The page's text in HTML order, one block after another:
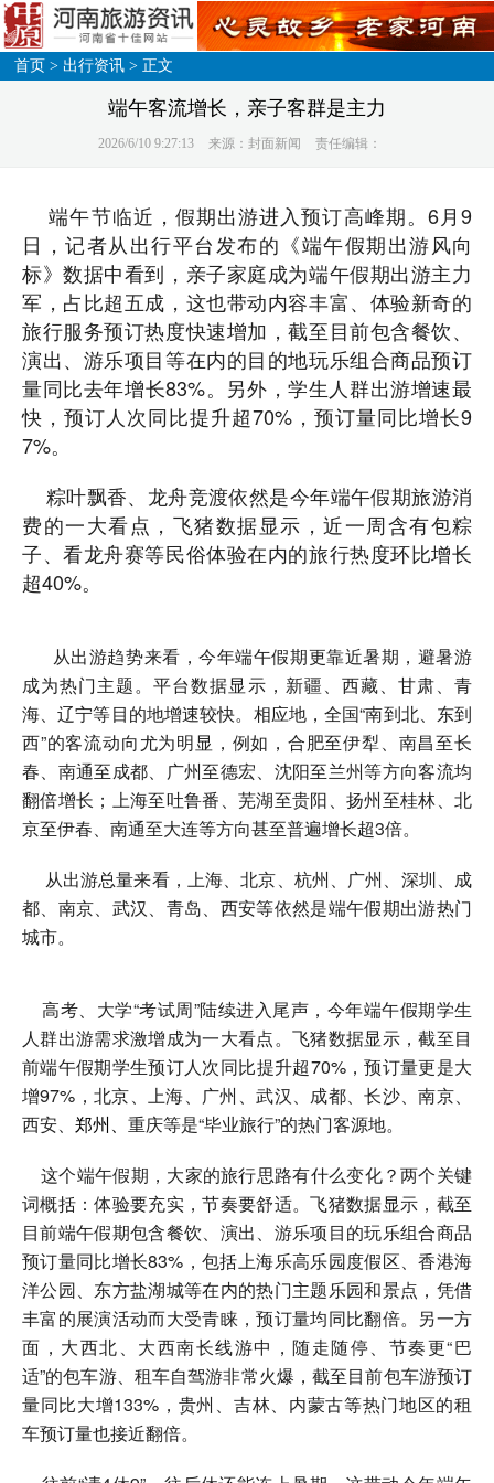
首页 >出行资讯 > 正文
端午客流增长，亲子客群是主力
2026/6/10 9:27:13 来源：封面新闻 责任编辑：
端午节临近，假期出游进入预订高峰期。6月9
日，记者从出行平台发布的《端午假期出游风向
标》数据中看到，亲子家庭成为端午假期出游主力
军，占比超五成，这也带动内容丰富、体验新奇的
旅行服务预订热度快速增加，截至目前包含餐饮、
演出、游乐项目等在内的目的地玩乐组合商品预订
量同比去年增长83%。另外，学生人群出游增速最
快，预订人次同比提升超70%，预订量同比增长9
7%。
粽叶飘香、龙舟竞渡依然是今年端午假期旅游消
费的一大看点，飞猪数据显示，近一周含有包粽
子、看龙舟赛等民俗体验在内的旅行热度环比增长
超40%。
从出游趋势来看，今年端午假期更靠近暑期，避暑游
成为热门主题。平台数据显示，新疆、西藏、甘肃、青
海、辽宁等目的地增速较快。相应地，全国“南到北、东到
西”的客流动向尤为明显，例如，合肥至伊犁、南昌至长
春、南通至成都、广州至德宏、沈阳至兰州等方向客流均
翻倍增长；上海至吐鲁番、芜湖至贵阳、扬州至桂林、北
京至伊春、南通至大连等方向甚至普遍增长超3倍。
从出游总量来看，上海、北京、杭州、广州、深圳、成
都、南京、武汉、青岛、西安等依然是端午假期出游热门
城市。
高考、大学“考试周”陆续进入尾声，今年端午假期学生
人群出游需求激增成为一大看点。飞猪数据显示，截至目
前端午假期学生预订人次同比提升超70%，预订量更是大
增97%，北京、上海、广州、武汉、成都、长沙、南京、
西安、 郑州、 重庆等是“毕业旅行”的热门客源地。
这个端午假期，大家的旅行思路有什么变化？两个关键
词概括：体验要充实，节奏要舒适。飞猪数据显示，截至
目前端午假期包含餐饮、演出、游乐项目的玩乐组合商品
预订量同比增长83%，包括上海乐高乐园度假区、香港海
洋公园、东方盐湖城等在内的热门主题乐园和景点，凭借
丰富的展演活动而大受青睐，预订量均同比翻倍。另一方
面，大西北、大西南长线游中，随走随停、节奏更“巴
适”的包车游、租车自驾游非常火爆，截至目前包车游预订
量同比大增133%，贵州、吉林、内蒙古等热门地区的租
车预订量也接近翻倍。